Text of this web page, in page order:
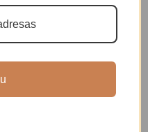
lenta „Om” 7 mm